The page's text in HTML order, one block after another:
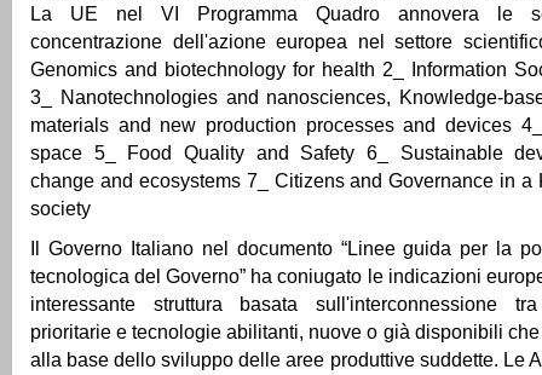
La UE nel VI Programma Quadro annovera le
concentrazione dell'azione europea nel settore
Genomics and biotechnology for health 2_ Information
3_ Nanotechnologies and nanosciences, Knowledge-
materials and new production processes and devices
space 5_ Food Quality and Safety 6_ Sustainable
change and ecosystems 7_ Citizens and Governance in a
society
Il Governo Italiano nel documento “Linee guida per la
tecnologica del Governo” ha coniugato le indicazioni
interessante struttura basata sull'interconnessione
prioritarie e tecnologie abilitanti, nuove o già disponibili
alla base dello sviluppo delle aree produttive suddette. Le